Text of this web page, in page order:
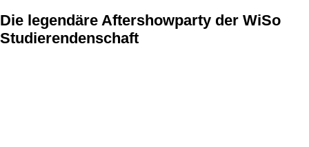
Die legendäre Aftershowparty der WiSo
Studierendenschaft